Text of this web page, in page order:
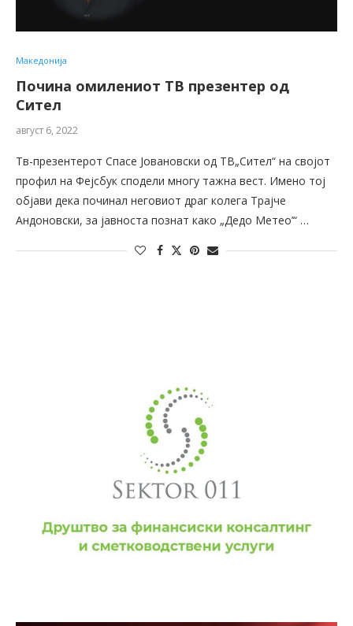
Македонија
Почина омилениот ТВ презентер од
Сител
август 6, 2022
Тв-презентерот Спасе Јовановски од ТВ„Сител“ на својот
профил на Фејсбук сподели многу тажна вест. Имено тој
објави дека починал неговиот драг колега Трајче
Андоновски, за јавноста познат како „Дедо Метео’“ …